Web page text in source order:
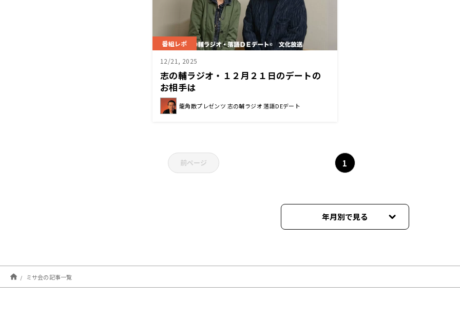
番組レポ
12/21, 2025
志の輔ラジオ・１２月２１日のデートの
お相手は
龍角散プレゼンツ 志の輔ラジオ 落語DEデート
前ページ 1
年月別で見る
ミサ会の記事一覧